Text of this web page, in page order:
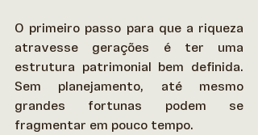
O primeiro passo para que a riqueza
atravesse gerações é ter uma
estrutura patrimonial bem definida.
Sem planejamento, até mesmo
grandes fortunas podem se
fragmentar em pouco tempo.